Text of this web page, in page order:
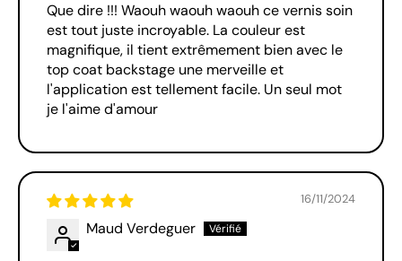
Que dire !!! Waouh waouh waouh ce vernis soin
est tout juste incroyable. La couleur est
magnifique, il tient extrêmement bien avec le
top coat backstage une merveille et
l'application est tellement facile. Un seul mot
je l'aime d'amour
16/11/2024
Maud Verdeguer